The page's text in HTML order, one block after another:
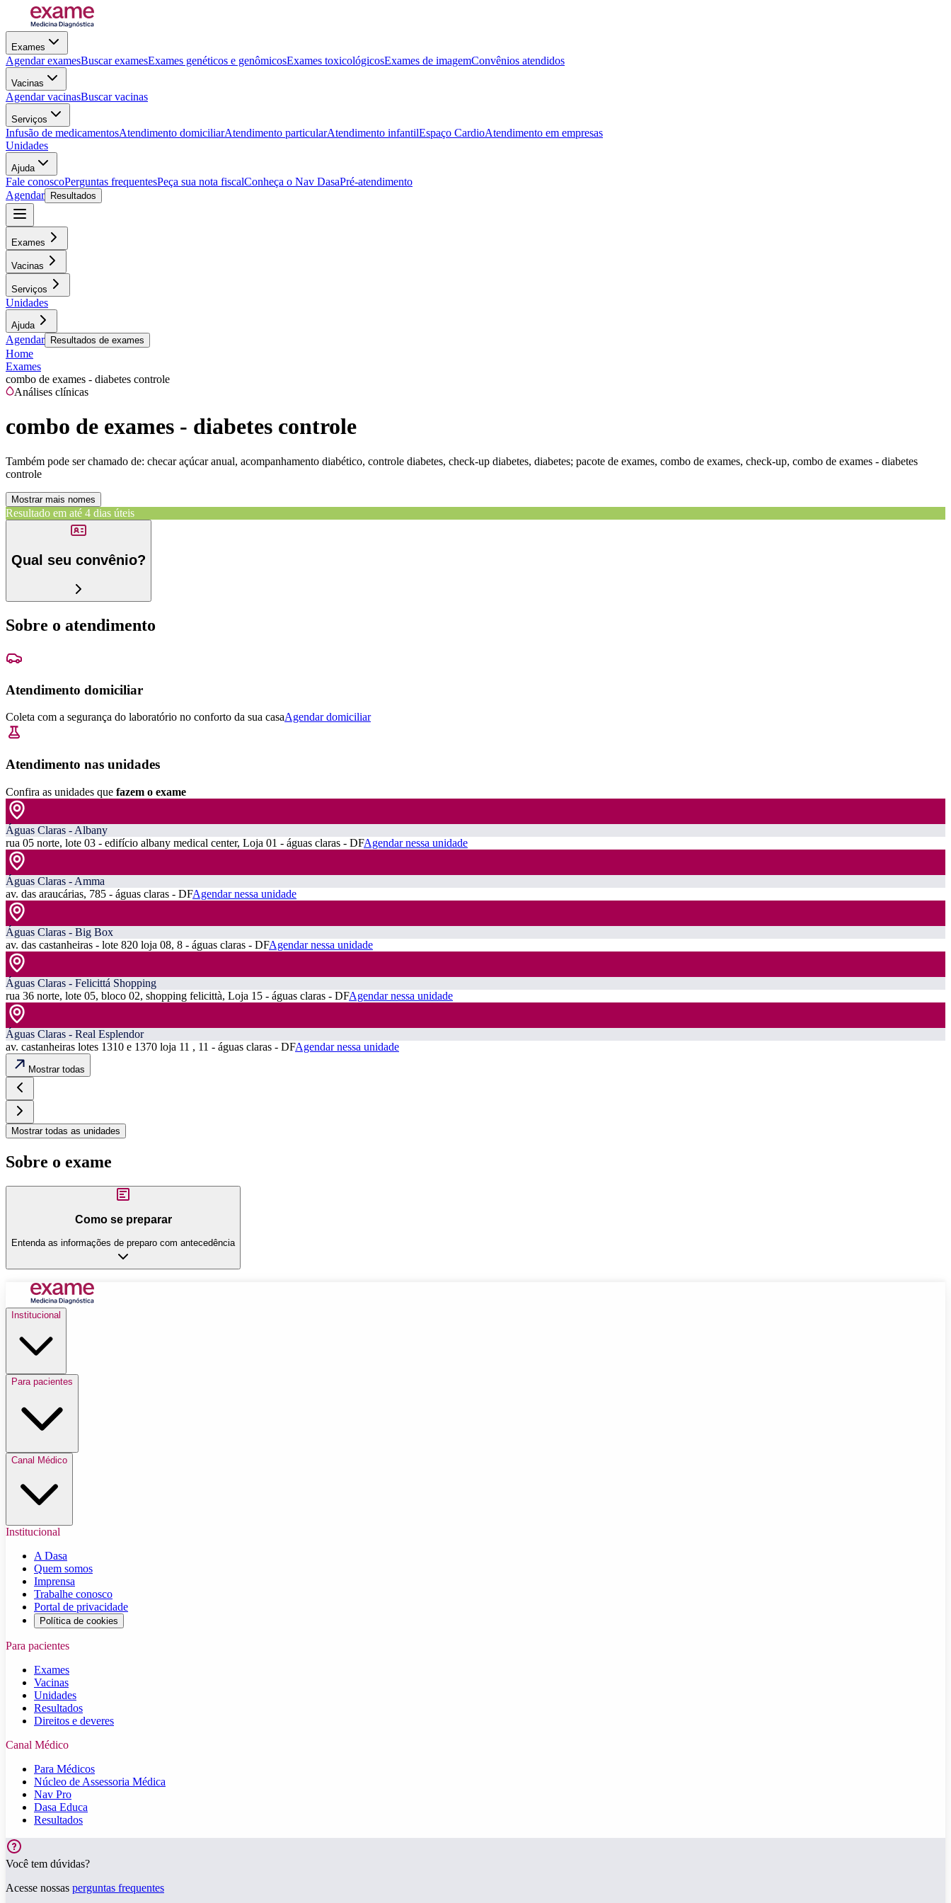
Exames
Agendar examesBuscar examesExames genéticos e genômicosExames toxicológicosExames de imagemConvênios atendidos
Vacinas
Agendar vacinasBuscar vacinas
Serviços
Infusão de medicamentosAtendimento domiciliarAtendimento particularAtendimento infantilEspaço CardioAtendimento em empresas
Unidades
Ajuda
Fale conoscoPerguntas frequentesPeça sua nota fiscalConheça o Nav DasaPré-atendimento
Agendar
Resultados
Exames
Vacinas
Serviços
Unidades
Ajuda
Agendar Resultados de exames
Home
Exames
combo de exames - diabetes controle
Análises clínicas
combo de exames - diabetes controle
Também pode ser chamado de: checar açúcar anual, acompanhamento diabético, controle diabetes, check-up diabetes, diabetes; pacote de exames, combo de exames, check-up, combo de exames - diabetes
controle
Mostrar mais nomes
Resultado em até 4 dias úteis
Qual seu convênio?
Sobre o atendimento
Atendimento domiciliar
Coleta com a segurança do laboratório no conforto da sua casaAgendar domiciliar
Atendimento nas unidades
Confira as unidades que fazem o exame
Águas Claras - Albany
rua 05 norte, lote 03 - edifício albany medical center, Loja 01 - águas claras - DFAgendar nessa unidade
Águas Claras - Amma
av. das araucárias, 785 - águas claras - DFAgendar nessa unidade
Águas Claras - Big Box
av. das castanheiras - lote 820 loja 08, 8 - águas claras - DFAgendar nessa unidade
Águas Claras - Felicittá Shopping
rua 36 norte, lote 05, bloco 02, shopping felicittà, Loja 15 - águas claras - DFAgendar nessa unidade
Águas Claras - Real Esplendor
av. castanheiras lotes 1310 e 1370 loja 11 , 11 - águas claras - DFAgendar nessa unidade
Mostrar todas
Mostrar todas as unidades
Sobre o exame
Como se preparar
Entenda as informações de preparo com antecedência
Institucional
Para pacientes
Canal Médico
Institucional
A Dasa
Quem somos
Imprensa
Trabalhe conosco
Portal de privacidade
Política de cookies
Para pacientes
Exames
Vacinas
Unidades
Resultados
Direitos e deveres
Canal Médico
Para Médicos
Núcleo de Assessoria Médica
Nav Pro
Dasa Educa
Resultados
Você tem dúvidas?
Acesse nossas perguntas frequentes